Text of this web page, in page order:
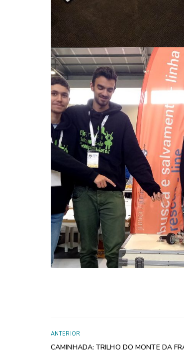
ANTERIOR
CAMINHADA: TRILHO DO MONTE DA